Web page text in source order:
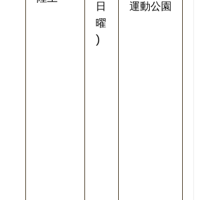
日
曜
)
運動公園